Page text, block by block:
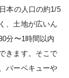
本の人口の約1/5
、土地が広いん
分〜1時間以内
きます。そこで
バーベキューや